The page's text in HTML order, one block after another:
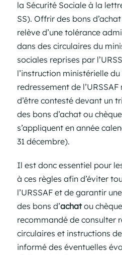
la Sécurité Sociale à la
SS). Offrir des bons
relève d’une tolérance
dans des circulaires du
sociales reprises par
l’instruction ministérielle
redressement de l’URSSAF
d’être contesté devant un
des bons d’achat ou
s’appliquent en année
31 décembre).
Il est donc essentiel pour
à ces règles afin d’éviter
l’URSSAF et de garantir
des bons d’achatou
recommandé de consulter
circulaires et instructions
informé des éventuelles